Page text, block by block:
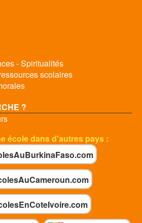
- Spiritualités
scolaires
?
école dans d'autres pays :